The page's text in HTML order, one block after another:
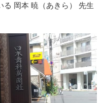
る 岡本 暁（あきら） 先生